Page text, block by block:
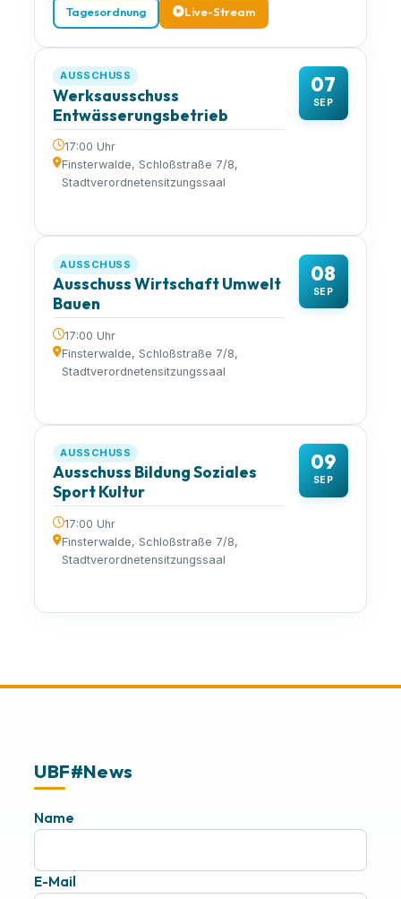
Tagesordnung Live-Stream
07
SEP
AUSSCHUSS
Werksausschuss
Entwässerungsbetrieb
17:00 Uhr
Finsterwalde, Schloßstraße 7/8,
Stadtverordnetensitzungssaal
08
SEP
AUSSCHUSS
Ausschuss Wirtschaft Umwelt
Bauen
17:00 Uhr
Finsterwalde, Schloßstraße 7/8,
Stadtverordnetensitzungssaal
09
SEP
AUSSCHUSS
Ausschuss Bildung Soziales
Sport Kultur
17:00 Uhr
Finsterwalde, Schloßstraße 7/8,
Stadtverordnetensitzungssaal
UBF#News
Name
E-Mail